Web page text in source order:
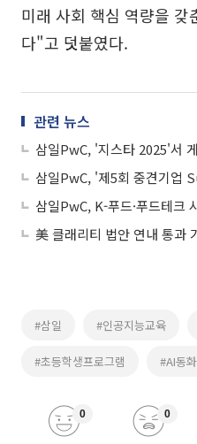
미래 사회 핵심 역량을 갖
다"고 덧붙였다.
관련 뉴스
삼일PwC, '제5회 중견기업
#삼일 #인공지능교육
#초등학생프로그램 #AI동
0 0